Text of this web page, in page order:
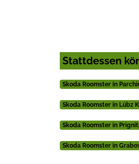
Stattdessen
Skoda Roomster in
Skoda Roomster in Lübz
Skoda Roomster in
Skoda Roomster in